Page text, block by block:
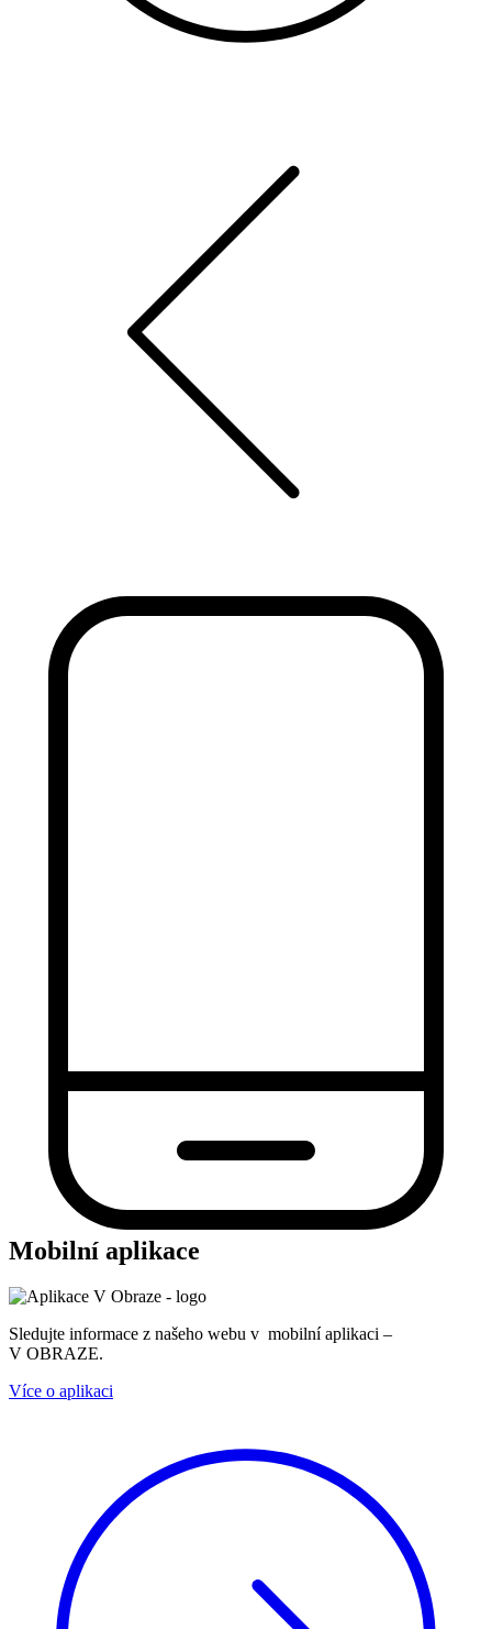
Mobilní aplikace
Sledujte informace z našeho webu v mobilní aplikaci –
V OBRAZE.
Více o aplikaci